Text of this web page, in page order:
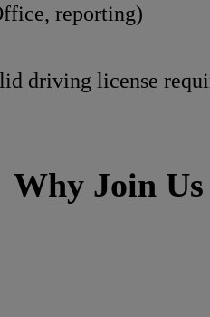
reporting)
driving license
Why Join Us